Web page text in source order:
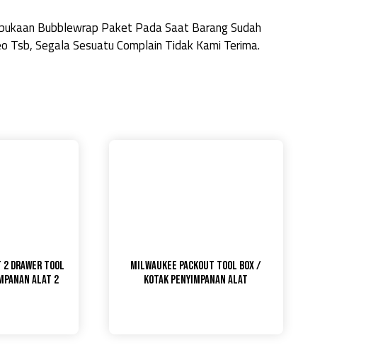
Bubblewrap Paket Pada Saat Barang Sudah
Segala Sesuatu Complain Tidak Kami Terima.
Drawer Tool
Alat 2
Milwaukee Packout Tool Box /
Kotak Penyimpanan Alat